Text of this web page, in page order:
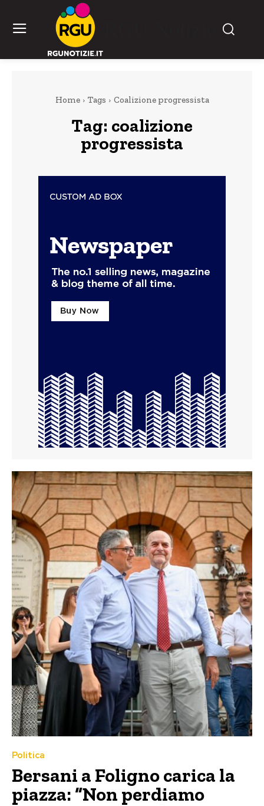
Home Tags Coalizione progressista
Tag: coalizione
progressista
Politica
Bersani a Foligno carica la
piazza: “Non perdiamo